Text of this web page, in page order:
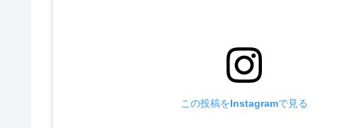
この投稿をInstagramで見る